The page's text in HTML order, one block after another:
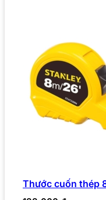
Thước cuốn thép